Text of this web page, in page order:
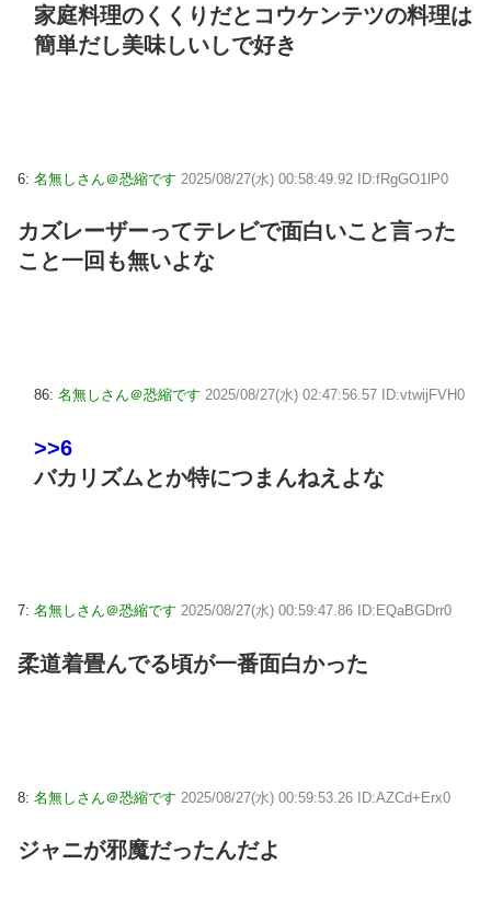
家庭料理のくくりだとコウケンテツの料理は
簡単だし美味しいしで好き
6: 名無しさん＠恐縮です 2025/08/27(水) 00:58:49.92 ID:fRgGO1lP0
カズレーザーってテレビで面白いこと言った
こと一回も無いよな
86: 名無しさん＠恐縮です 2025/08/27(水) 02:47:56.57 ID:vtwijFVH0
>>6
バカリズムとか特につまんねえよな
7: 名無しさん＠恐縮です 2025/08/27(水) 00:59:47.86 ID:EQaBGDrr0
柔道着畳んでる頃が一番面白かった
8: 名無しさん＠恐縮です 2025/08/27(水) 00:59:53.26 ID:AZCd+Erx0
ジャニが邪魔だったんだよ